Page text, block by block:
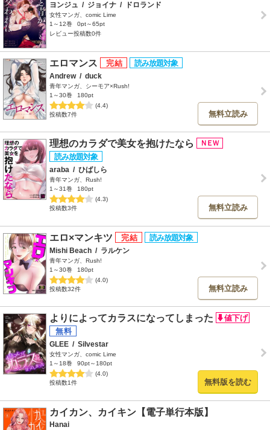
ヨンジュ / ジョイナ / ドロランド
女性マンガ、comic Lime
1～12巻
0pt～65pt
レビュー投稿数0件
エロマンス
Andrew / duck
青年マンガ、シーモア×Rush!
1～30巻
180pt
(4.4)
投稿数7件
無料立読み
理想のカラダで美女を抱けたなら
araba / ひばしら
青年マンガ、Rush!
1～31巻
180pt
(4.3)
投稿数3件
無料立読み
エロ×マンキツ
Mishi Beach / ラルケン
青年マンガ、Rush!
1～30巻
180pt
(4.0)
投稿数32件
無料立読み
よりによってカラスになってしまった
GLEE / Silvestar
女性マンガ、comic Lime
1～18巻
90pt～180pt
(4.0)
投稿数1件
無料版を読む
カイカン、カイキン【電子単行本版】
Hanai